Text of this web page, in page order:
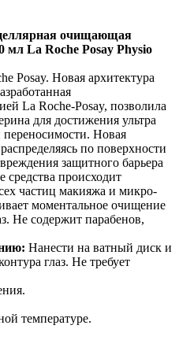
очищающая
мл La Roche Posay Physio
Posay. Новая архитектура
La Roche-Posay, позволила
для достижения ультра
Новая
по поверхности
защитного барьера
средства происходит
частиц макияжа и микро-
моментальное очищение
Не содержит парабенов,
Нанести на ватный диск и
глаз. Не требует
температуре.